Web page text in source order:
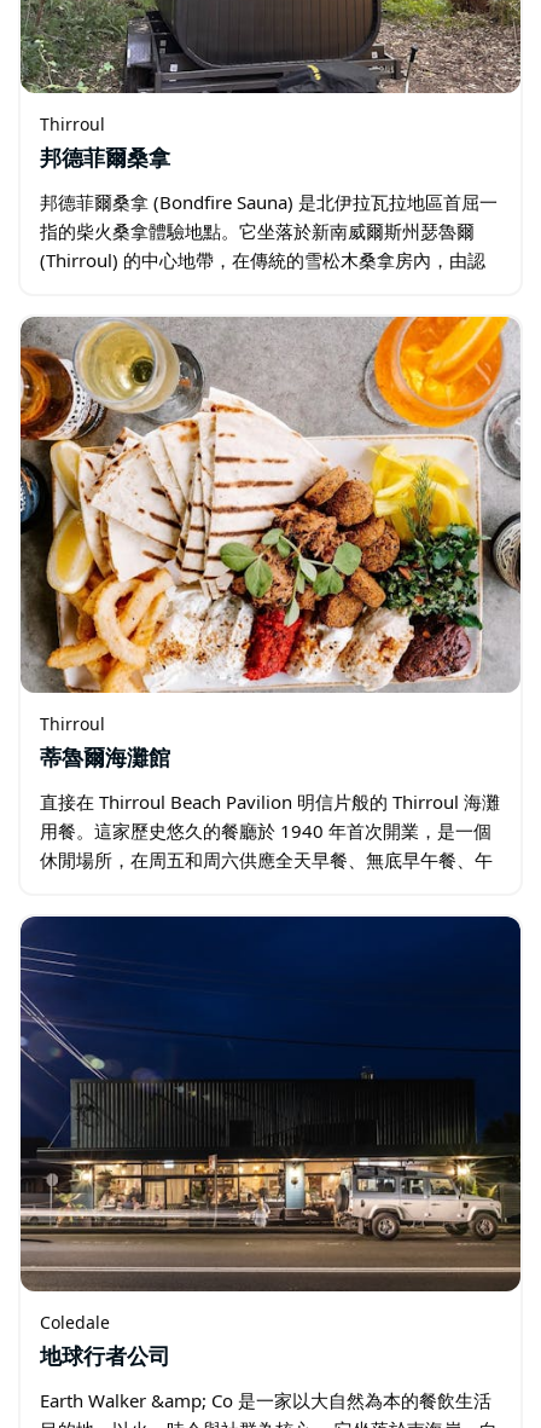
Thirroul
邦德菲爾桑拿
邦德菲爾桑拿 (Bondfire Sauna) 是北伊拉瓦拉地區首屈一
指的柴火桑拿體驗地點。它坐落於新南威爾斯州瑟魯爾
(Thirroul) 的中心地帶，在傳統的雪松木桑拿房內，由認
Thirroul
蒂魯爾海灘館
直接在 Thirroul Beach Pavilion 明信片般的 Thirroul 海灘
用餐。這家歷史悠久的餐廳於 1940 年首次開業，是一個
休閒場所，在周五和周六供應全天早餐、無底早午餐、午
Coledale
地球行者公司
Earth Walker &amp; Co 是一家以大自然為本的餐飲生活